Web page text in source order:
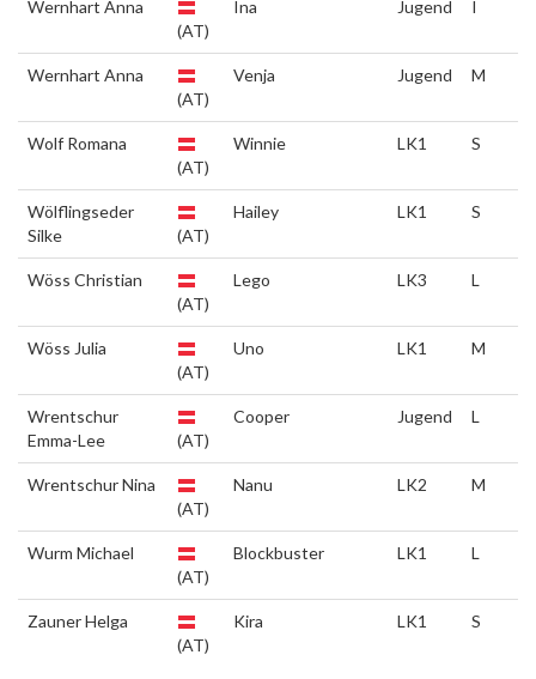
Wernhart Anna
(AT)
Ina Jugend I
Wernhart Anna
(AT)
Venja Jugend M
Wolf Romana
(AT)
Winnie LK1 S
Wölflingseder
Silke
(AT)
Hailey LK1 S
Wöss Christian
(AT)
Lego LK3 L
Wöss Julia
(AT)
Uno LK1 M
Wrentschur
Emma-Lee
(AT)
Cooper Jugend L
Wrentschur Nina
(AT)
Nanu LK2 M
Wurm Michael
(AT)
Blockbuster LK1 L
Zauner Helga
(AT)
Kira LK1 S